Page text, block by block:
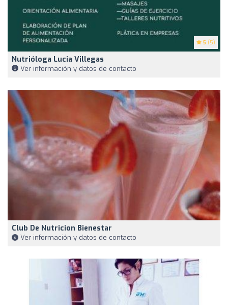
5 (5)
Nutrióloga Lucia Villegas
Ver información y datos de contacto
Club De Nutricion Bienestar
Ver información y datos de contacto